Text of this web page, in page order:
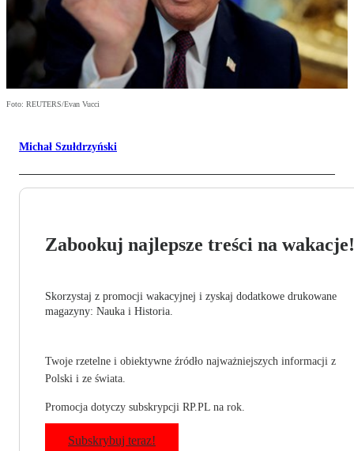
Foto: REUTERS/Evan Vucci
Michał Szułdrzyński
Zabookuj najlepsze treści na wakacje!
Skorzystaj z promocji wakacyjnej i zyskaj dodatkowe drukowane
magazyny: Nauka i Historia.
Twoje rzetelne i obiektywne źródło najważniejszych informacji z
Polski i ze świata.
Promocja dotyczy subskrypcji RP.PL na rok.
Subskrybuj teraz!